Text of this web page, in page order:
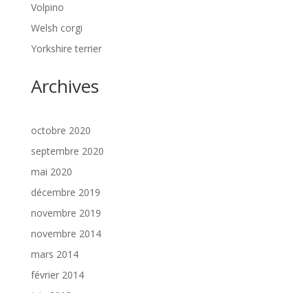
Volpino
Welsh corgi
Yorkshire terrier
Archives
octobre 2020
septembre 2020
mai 2020
décembre 2019
novembre 2019
novembre 2014
mars 2014
février 2014